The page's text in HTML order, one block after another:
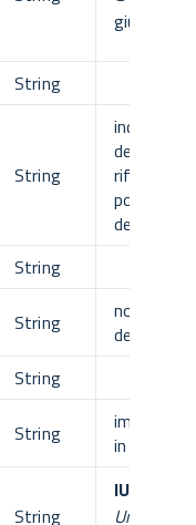
giuridica
String
String
individua il
debitore a
riferisce la
posizione
debitoria
String
String
nome
dell'EC
String
String
importo
in euro
String
IUV
Univoco